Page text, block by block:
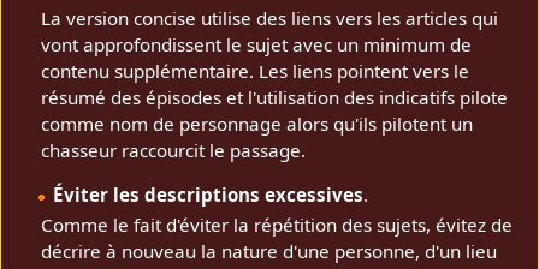
La version concise utilise des liens vers les articles qui
vont approfondissent le sujet avec un minimum de
contenu supplémentaire. Les liens pointent vers le
résumé des épisodes et l'utilisation des indicatifs pilote
comme nom de personnage alors qu'ils pilotent un
chasseur raccourcit le passage.
Éviter les descriptions excessives.
Comme le fait d'éviter la répétition des sujets, évitez de
décrire à nouveau la nature d'une personne, d'un lieu